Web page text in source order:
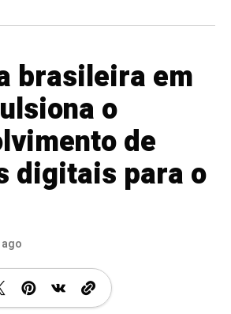
brasileira em
o
de
digitais para o